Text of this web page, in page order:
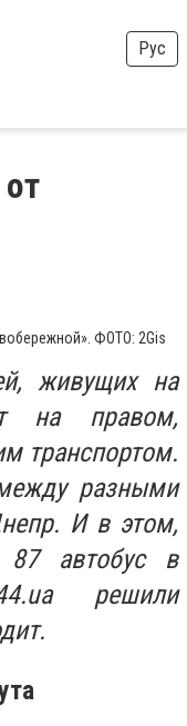
Рус
ФОТО: 2Gis
живущих на
на правом,
транспортом.
разными
И в этом,
87 автобус в
решили